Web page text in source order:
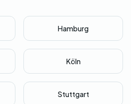
Hamburg
Köln
Stuttgart